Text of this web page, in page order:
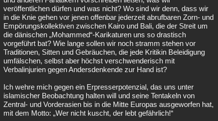
veröffentlichen dürfen und was nicht? Wo sind wir denn, dass wir
in die Knie gehen vor jenen offenbar jederzeit abrufbaren Zorn- und
Empörungskollektiven zwischen Kairo und Bali, die der Streit um
die dänischen „Mohammed“-Karikaturen uns so drastisch
vorgeführt bat? Wie lange sollen wir noch stramm stehen vor
Traditionen, Sitten und Gebräuchen, die jede Kritikin Beleidigung
umfälschen, selbst aber höchst verschwenderisch mit
Verbalinjurien gegen Andersdenkende zur Hand ist?
Ich wehre mich gegen ein Erpresserpotenzial, das uns unter
islamischer Beobachtung halten will und seine Tentakeln von
Zentral- und Vorderasien bis in die Mitte Europas ausgeworfen hat,
mit dem Motto: „Wer nicht kuscht, der lebt gefährlich!“